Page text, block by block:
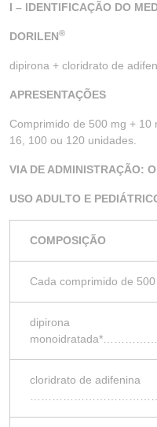
I – IDENTIFICAÇÃO DO
DORILEN®
dipirona + cloridrato de
APRESENTAÇÕES
Comprimido de 500 mg + 10
16, 100 ou 120 unidades.
VIA DE ADMINISTRAÇÃO:
USO ADULTO E
COMPOSIÇÃO
Cada comprimido de
dipirona
cloridrato de adifenina